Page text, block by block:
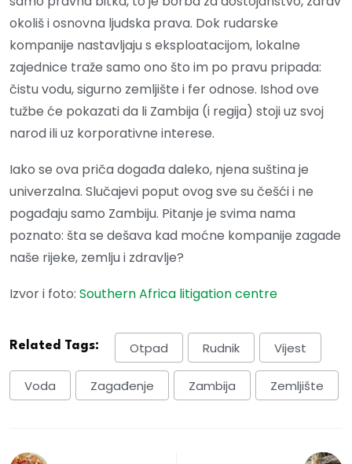
okoliš i osnovna ljudska prava. Dok rudarske
kompanije nastavljaju s eksploatacijom, lokalne
zajednice traže samo ono što im po pravu pripada:
čistu vodu, sigurno zemljište i fer odnose. Ishod ove
tužbe će pokazati da li Zambija (i regija) stoji uz svoj
narod ili uz korporativne interese.
Iako se ova priča događa daleko, njena suština je
univerzalna. Slučajevi poput ovog sve su češći i ne
pogađaju samo Zambiju. Pitanje je svima nama
poznato: šta se dešava kad moćne kompanije zagade
naše rijeke, zemlju i zdravlje?
Izvor i foto: Southern Africa litigation centre
Related Tags: Otpad Rudnik Vijest
Voda Zagađenje Zambija Zemljište